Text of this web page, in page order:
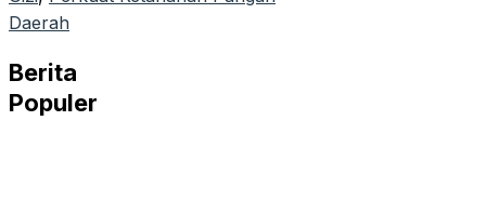
Daerah
Berita
Populer